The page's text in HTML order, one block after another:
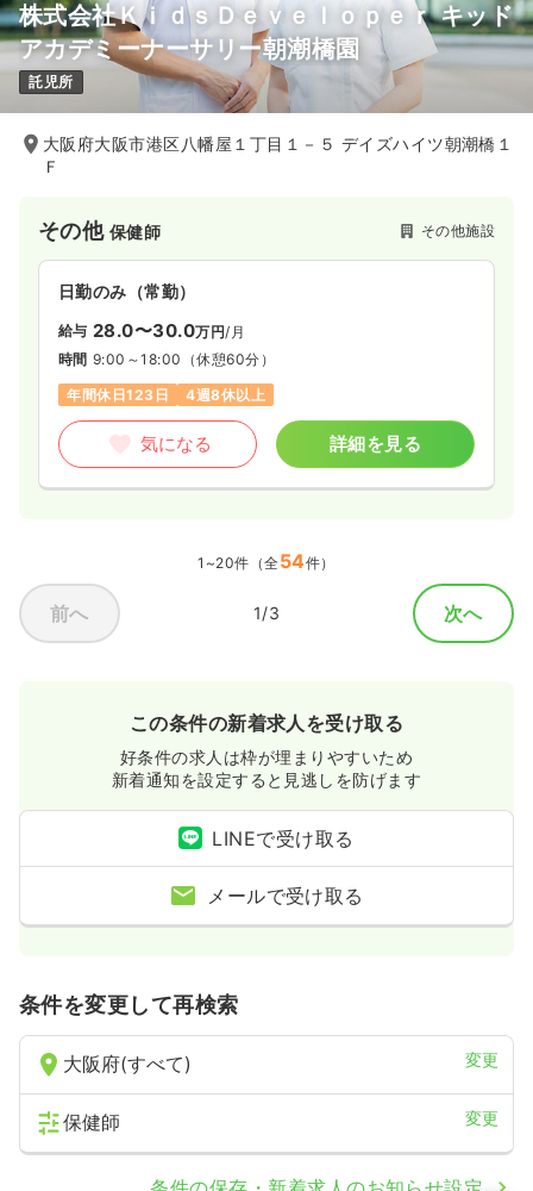
株式会社ＫｉｄｓＤｅｖｅｌｏｐｅｒ キッド
アカデミーナーサリー朝潮橋園
託児所
大阪府大阪市港区八幡屋１丁目１－５ デイズハイツ朝潮橋１
Ｆ
その他 保健師 その他施設
日勤のみ（常勤）
給与 28.0〜30.0万円/月
時間 9:00～18:00 （休憩60分）
年間休日123日
4週8休以上
気になる 詳細を見る
1~20件（全54件）
前へ 1/3 次へ
この条件の新着求人を受け取る
好条件の求人は枠が埋まりやすいため
新着通知を設定すると見逃しを防げます
LINEで受け取る
メールで受け取る
条件を変更して再検索
大阪府(すべて) 変更
保健師 変更